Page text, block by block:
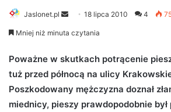
Jaslonet.pl
d
a
18 lipca 2010 4
Mniej niż minuta czytania
Poważne w skutkach potrącenie
tuż przed północą na ulicy
Poszkodowany mężczyzna doznał
miednicy, pieszy prawdopodobnie był